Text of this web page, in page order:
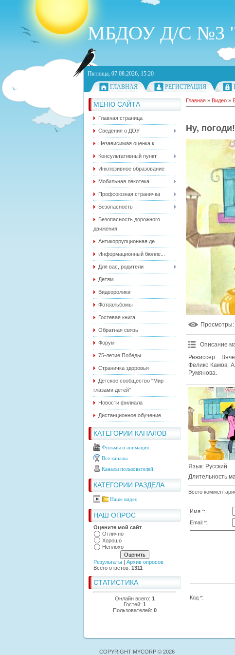
МБДОУ Д/С №3
Пятница, 07.08.2026, 15:20
ГЛАВНАЯ
РЕГИСТРАЦИЯ
МЕНЮ САЙТА
Главная страница
Сведения о ДОУ
Независимая оценка к...
Консультативный пункт
Инклюзивное образование
Мобильная лекотека
Профсоюзная страничка
Безопасность
Безопасность дорожного
движения
Антикоррупционная де...
Информационный бюлле...
Для вас, родители
Детям
Видеоролики
Фотоальбомы
Гостевая книга
Обратная связь
Форум
75-летие Победы
Страничка здоровья
Детское сообщество "Мир
глазами детей"
Новости филиала
Дистанционное обучение
КАТЕГОРИИ КАНАЛОВ
Фильмы и анимация
Все каналы
Каналы пользователей
КАТЕГОРИИ РАЗДЕЛА
Наше видео
НАШ ОПРОС
Оцените мой сайт
Отлично
Хорошо
Неплохо
Результаты | Архив опросов
Всего ответов: 1311
СТАТИСТИКА
Онлайн всего: 1
Гостей: 1
Пользователей: 0
Главная » Видео »
Ну,
Просмотры
Описание
Режиссер:
Феликс Камов,
Румянова.
Язык: Русский
Длительность
Всего
Имя *:
Email *:
Код *:
COPYRIGHT MYCORP © 2026